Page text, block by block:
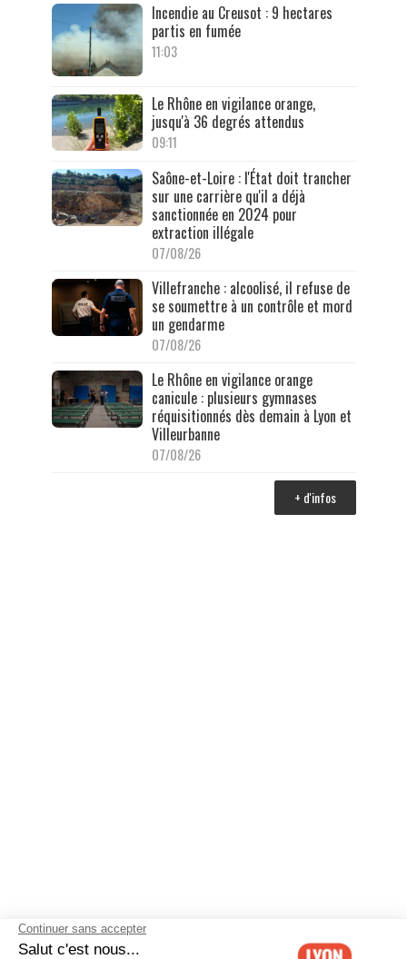
Incendie au Creusot : 9 hectares
partis en fumée
11:03
Le Rhône en vigilance orange,
jusqu'à 36 degrés attendus
09:11
Saône-et-Loire : l'État doit trancher
sur une carrière qu'il a déjà
sanctionnée en 2024 pour
extraction illégale
07/08/26
Villefranche : alcoolisé, il refuse de
se soumettre à un contrôle et mord
un gendarme
07/08/26
Le Rhône en vigilance orange
canicule : plusieurs gymnases
réquisitionnés dès demain à Lyon et
Villeurbanne
07/08/26
+ d'infos